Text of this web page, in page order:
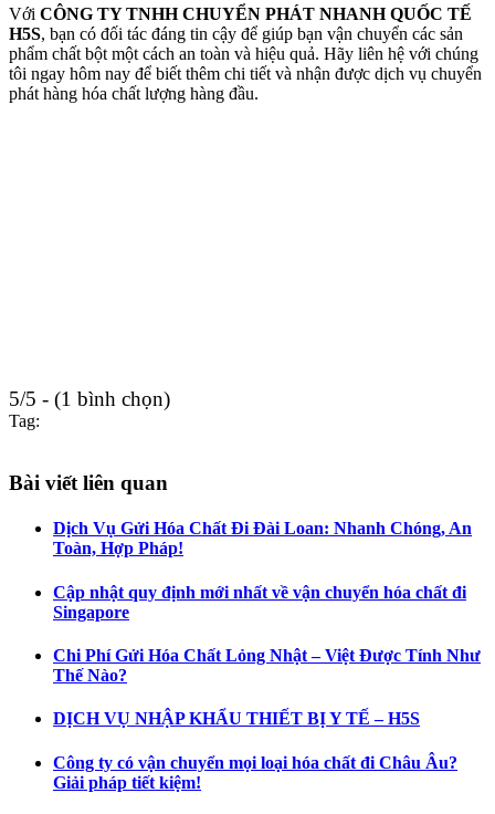
Với CÔNG TY TNHH CHUYỂN PHÁT NHANH QUỐC TẾ
H5S, bạn có đối tác đáng tin cậy để giúp bạn vận chuyển các sản
phẩm chất bột một cách an toàn và hiệu quả. Hãy liên hệ với chúng
tôi ngay hôm nay để biết thêm chi tiết và nhận được dịch vụ chuyển
phát hàng hóa chất lượng hàng đầu.
5/5 - (1 bình chọn)
Tag:
Bài viết liên quan
Dịch Vụ Gửi Hóa Chất Đi Đài Loan: Nhanh Chóng, An
Toàn, Hợp Pháp!
Cập nhật quy định mới nhất về vận chuyển hóa chất đi
Singapore
Chi Phí Gửi Hóa Chất Lỏng Nhật – Việt Được Tính Như
Thế Nào?
DỊCH VỤ NHẬP KHẨU THIẾT BỊ Y TẾ – H5S
Công ty có vận chuyển mọi loại hóa chất đi Châu Âu?
Giải pháp tiết kiệm!